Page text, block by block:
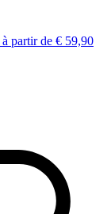
à partir de € 59,90